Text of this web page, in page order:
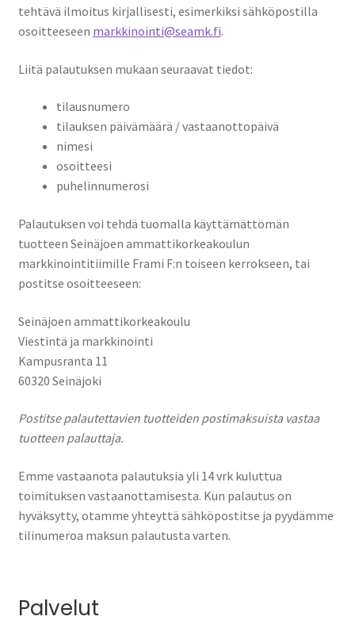
tehtävä ilmoitus kirjallisesti, esimerkiksi sähköpostilla
osoitteeseen markkinointi@seamk.fi.
Liitä palautuksen mukaan seuraavat tiedot:
tilausnumero
tilauksen päivämäärä / vastaanottopäivä
nimesi
osoitteesi
puhelinnumerosi
Palautuksen voi tehdä tuomalla käyttämättömän
tuotteen Seinäjoen ammattikorkeakoulun
markkinointitiimille Frami F:n toiseen kerrokseen, tai
postitse osoitteeseen:
Seinäjoen ammattikorkeakoulu
Viestintä ja markkinointi
Kampusranta 11
60320 Seinäjoki
Postitse palautettavien tuotteiden postimaksuista vastaa
tuotteen palauttaja.
Emme vastaanota palautuksia yli 14 vrk kuluttua
toimituksen vastaanottamisesta. Kun palautus on
hyväksytty, otamme yhteyttä sähköpostitse ja pyydämme
tilinumeroa maksun palautusta varten.
Palvelut